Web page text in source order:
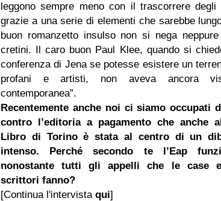
leggono sempre meno con il trascorrere degli
grazie a una serie di elementi che sarebbe
buon romanzetto insulso non si nega neppure
cretini. Il caro buon Paul Klee, quando si
conferenza di Jena se potesse esistere un
profani e artisti, non aveva ancora
contemporanea”.
Recentemente anche noi ci siamo occupati
contro l’editoria a pagamento che anche
Libro di Torinoè stata al centro di un
intenso. Perché secondo te l’Eap
nonostante tutti gli appelli che le case
scrittori fanno?
[Continua l'intervista qui]